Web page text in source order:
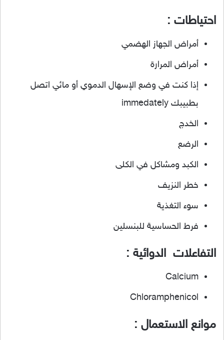
احتياطات :
أمراض الجهاز الهضمي
أمراض المرارة
إذا كنت في وضع الإسهال الدموي أو مائي اتصل
بطبيبك immedately
الخدج
الرضع
الكبد ومشاكل في الكلى
خطر النزيف
سوء التغذية
فرط الحساسية للبنسلين
التفاعلات الدوائية :
Calcium
Chloramphenicol
موانع الاستعمال :